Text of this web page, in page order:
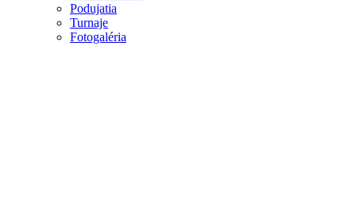
Podujatia
Turnaje
Fotogaléria